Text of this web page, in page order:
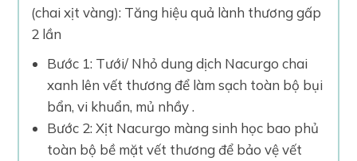
(chai xịt vàng): Tăng hiệu quả lành thương gấp
2 lần
Bước 1: Tưới/ Nhỏ dung dịch Nacurgo chai
xanh lên vết thương để làm sạch toàn bộ bụi
bẩn, vi khuẩn, mủ nhầy .
Bước 2: Xịt Nacurgo màng sinh học bao phủ
toàn bộ bề mặt vết thương để bảo vệ vết